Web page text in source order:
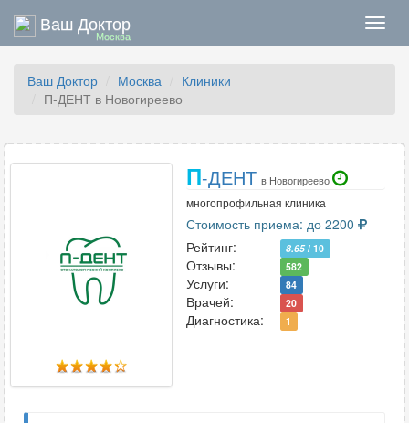
Ваш Доктор
Москва
Ваш Доктор Москва
Клиники
П-ДЕНТ в Новогиреево
П-ДЕНТ в Новогиреево
многопрофильная клиника
Стоимость приема: до 2200
Рейтинг:
8.65/ 10
Отзывы: 582
Услуги: 84
Врачей: 20
Диагностика: 1